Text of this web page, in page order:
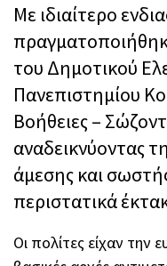
Με ιδιαίτερο
του Δημοτικού
Πανεπιστημίου
Βοήθειες –
αναδεικνύοντας
άμεσης και
περιστατικά
Οι πολίτες είχαν την